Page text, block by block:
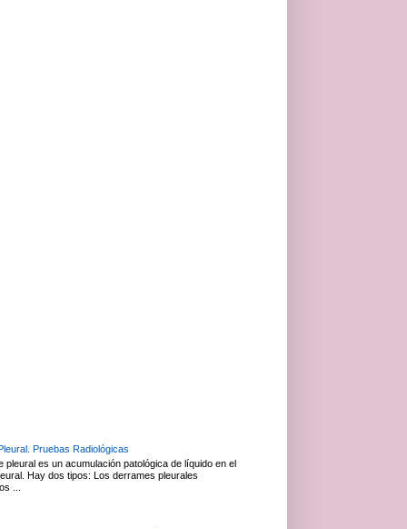
Pruebas Radiológicas
pleural es un acumulación patológica de líquido en el
Hay dos tipos: Los derrames pleurales
...